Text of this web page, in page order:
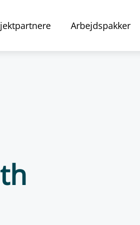
Arbejdspakker